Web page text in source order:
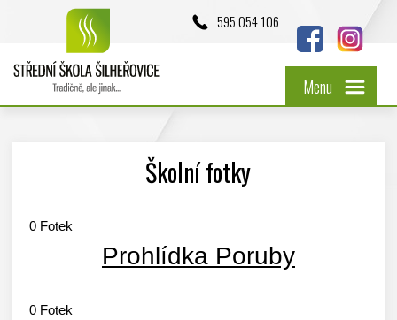
595 054 106
Menu
Školní fotky
0 Fotek
Prohlídka Poruby
0 Fotek